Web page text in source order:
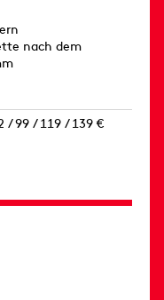
nach dem
/ 99 / 119 / 139 €